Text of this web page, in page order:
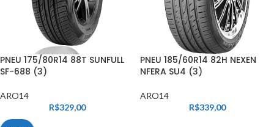
PNEU 175/80R14 88T SUNFULL
SF-688 (3)
ARO14
R$329,00
PNEU 185/60R14 82H NEXEN
NFERA SU4 (3)
ARO14
R$339,00